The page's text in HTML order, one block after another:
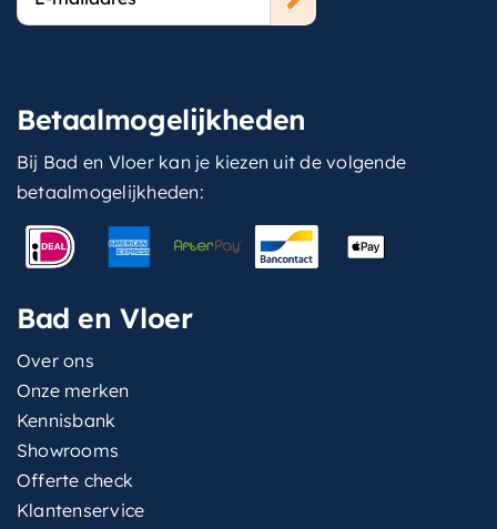
mailadres
Betaalmogelijkheden
Bij Bad en Vloer kan je kiezen uit de volgende
betaalmogelijkheden:
Bad en Vloer
Over ons
Onze merken
Kennisbank
Showrooms
Offerte check
Klantenservice